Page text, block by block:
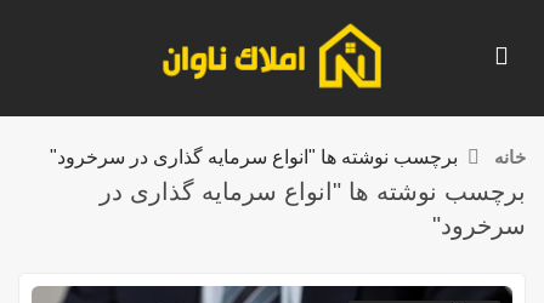
خانه برچسب نوشته ها "انواع سرمایه گذاری در سرخرود"
برچسب نوشته ها "انواع سرمایه گذاری در
سرخرود"